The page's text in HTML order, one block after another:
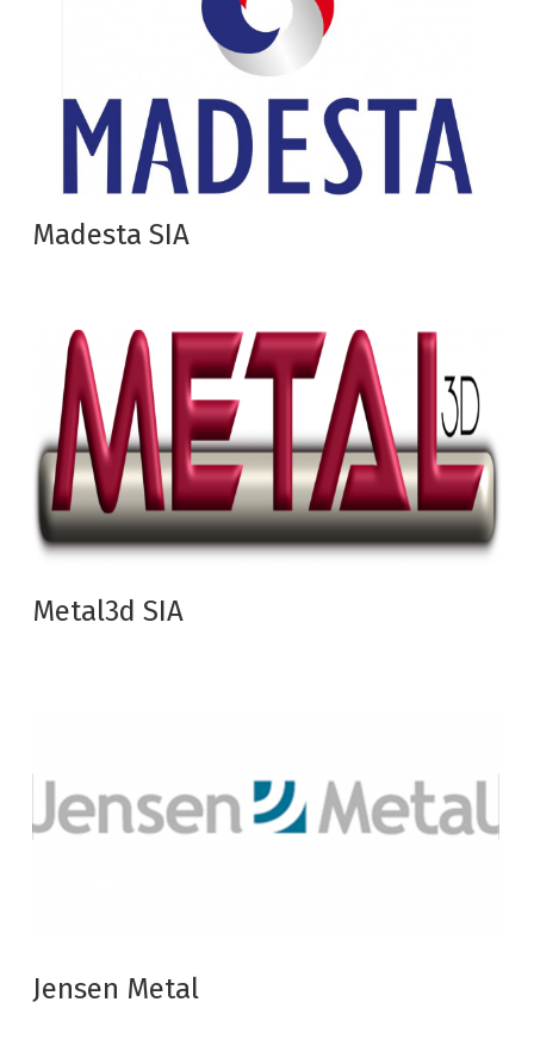
Madesta SIA
Metal3d SIA
Jensen Metal